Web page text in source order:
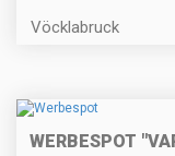
Vöcklabruck
WERBESPOT